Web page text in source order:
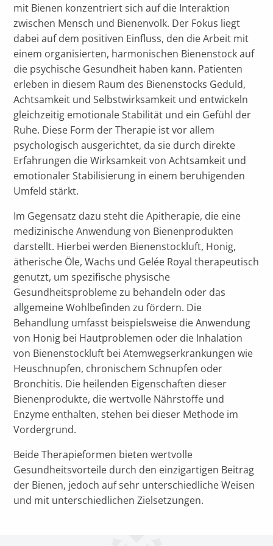
mit Bienen konzentriert sich auf die Interaktion
zwischen Mensch und Bienenvolk. Der Fokus liegt
dabei auf dem positiven Einfluss, den die Arbeit mit
einem organisierten, harmonischen Bienenstock auf
die psychische Gesundheit haben kann. Patienten
erleben in diesem Raum des Bienenstocks Geduld,
Achtsamkeit und Selbstwirksamkeit und entwickeln
gleichzeitig emotionale Stabilität und ein Gefühl der
Ruhe. Diese Form der Therapie ist vor allem
psychologisch ausgerichtet, da sie durch direkte
Erfahrungen die Wirksamkeit von Achtsamkeit und
emotionaler Stabilisierung in einem beruhigenden
Umfeld stärkt.
Im Gegensatz dazu steht die Apitherapie, die eine
medizinische Anwendung von Bienenprodukten
darstellt. Hierbei werden Bienenstockluft, Honig,
ätherische Öle, Wachs und Gelée Royal therapeutisch
genutzt, um spezifische physische
Gesundheitsprobleme zu behandeln oder das
allgemeine Wohlbefinden zu fördern. Die
Behandlung umfasst beispielsweise die Anwendung
von Honig bei Hautproblemen oder die Inhalation
von Bienenstockluft bei Atemwegserkrankungen wie
Heuschnupfen, chronischem Schnupfen oder
Bronchitis. Die heilenden Eigenschaften dieser
Bienenprodukte, die wertvolle Nährstoffe und
Enzyme enthalten, stehen bei dieser Methode im
Vordergrund.
Beide Therapieformen bieten wertvolle
Gesundheitsvorteile durch den einzigartigen Beitrag
der Bienen, jedoch auf sehr unterschiedliche Weisen
und mit unterschiedlichen Zielsetzungen.